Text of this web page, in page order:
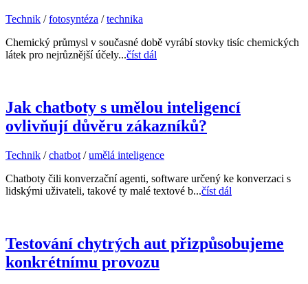
Technik /fotosyntéza /technika
Chemický průmysl v současné době vyrábí stovky tisíc chemických
látek pro nejrůznější účely...číst dál
Jak chatboty s umělou inteligencí
ovlivňují důvěru zákazníků?
Technik /chatbot /umělá inteligence
Chatboty čili konverzační agenti, software určený ke konverzaci s
lidskými uživateli, takové ty malé textové b...číst dál
Testování chytrých aut přizpůsobujeme
konkrétnímu provozu